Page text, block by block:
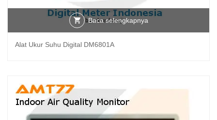
Baca selengkapnya
Alat Ukur Suhu Digital DM6801A